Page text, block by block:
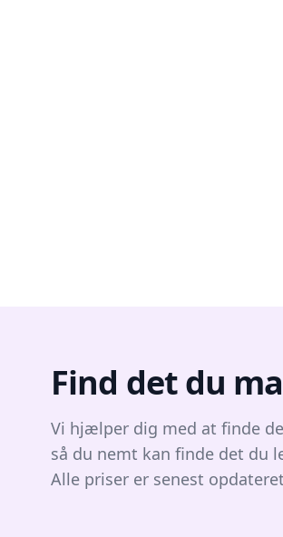
Find det du
Vi hjælper dig med at finde
så du nemt kan finde det du
Alle priser er senest